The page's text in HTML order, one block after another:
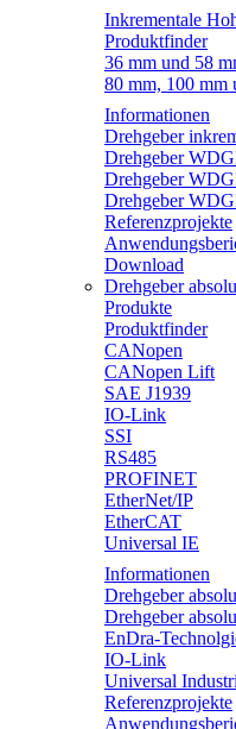
Inkrementale
Produktfinder
36 mm und 58
80 mm, 100 mm
Informationen
Drehgeber
Drehgeber
Drehgeber
Drehgeber
Referenzprojekte
Download
Drehgeber
Produkte
Produktfinder
CANopen
CANopen Lift
SAE J1939
IO-Link
SSI
RS485
PROFINET
EtherNet/IP
EtherCAT
Universal IE
Informationen
Drehgeber
Drehgeber
EnDra-
IO-Link
Universal
Referenzprojekte